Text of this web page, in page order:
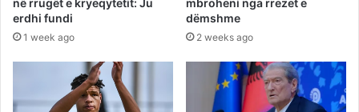
në rrugët e kryeqytetit: Ju
erdhi fundi
1 week ago
mbroheni nga rrezet e
dëmshme
2 weeks ago